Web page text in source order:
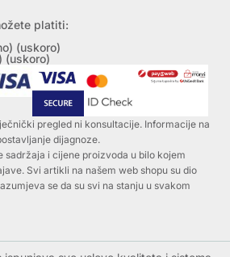
platiti:
(uskoro)
(uskoro)
pregled ni konsultacije. Informacije na
dijagnoze.
i cijene proizvoda u bilo kojem
Svi artikli na našem web shopu su dio
se da su svi na stanju u svakom